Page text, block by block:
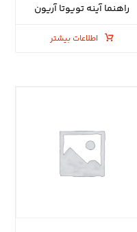
راهنما آینه تویوتا آریون
اطلاعات بیشتر